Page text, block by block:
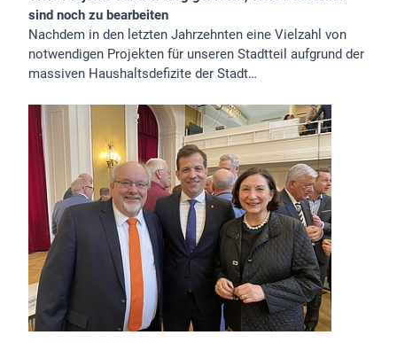
sind noch zu bearbeiten
Nachdem in den letzten Jahrzehnten eine Vielzahl von
notwendigen Projekten für unseren Stadtteil aufgrund der
massiven Haushaltsdefizite der Stadt…